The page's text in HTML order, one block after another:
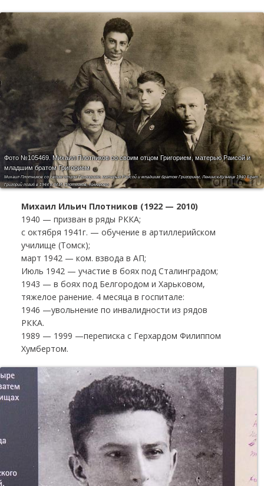
Фото №105469. Михаил Плотников со своим отцом Григорием, матерью Раисой и
младшим братом Григорием
Михаил Плотников со своим отцом Григорием, матерью Раисой и младшим братом Григорием, Ленинск-Кузнецк 1940 Брат
Григорий погиб в 1944 г. М И. Плотников, Кемерово
Михаил Ильич Плотников (1922 — 2010)
1940 — призван в ряды РККА;
с октября 1941г. — обучение в артиллерийском
училище (Томск);
март 1942 — ком. взвода в АП;
Июль 1942 — участие в боях под Сталинградом;
1943 — в боях под Белгородом и Харьковом,
тяжелое ранение. 4 месяца в госпитале:
1946 —увольнение по инвалидности из рядов
РККА.
1989 — 1999 —переписка с Герхардом Филиппом
Хумбертом.